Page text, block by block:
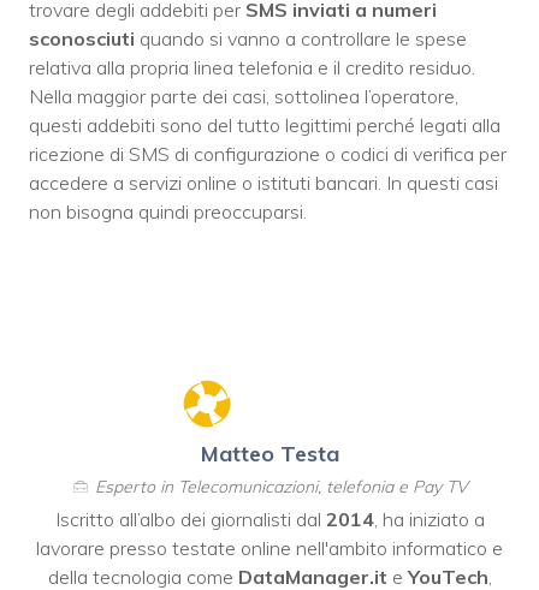
trovare degli addebiti per SMS inviati a numeri
sconosciuti quando si vanno a controllare le spese
relativa alla propria linea telefonia e il credito residuo.
Nella maggior parte dei casi, sottolinea l’operatore,
questi addebiti sono del tutto legittimi perché legati alla
ricezione di SMS di configurazione o codici di verifica per
accedere a servizi online o istituti bancari. In questi casi
non bisogna quindi preoccuparsi.
Matteo Testa
Esperto in Telecomunicazioni, telefonia e Pay TV
Iscritto all’albo dei giornalisti dal 2014, ha iniziato a
lavorare presso testate online nell'ambito informatico e
della tecnologia come DataManager.it eYouTech